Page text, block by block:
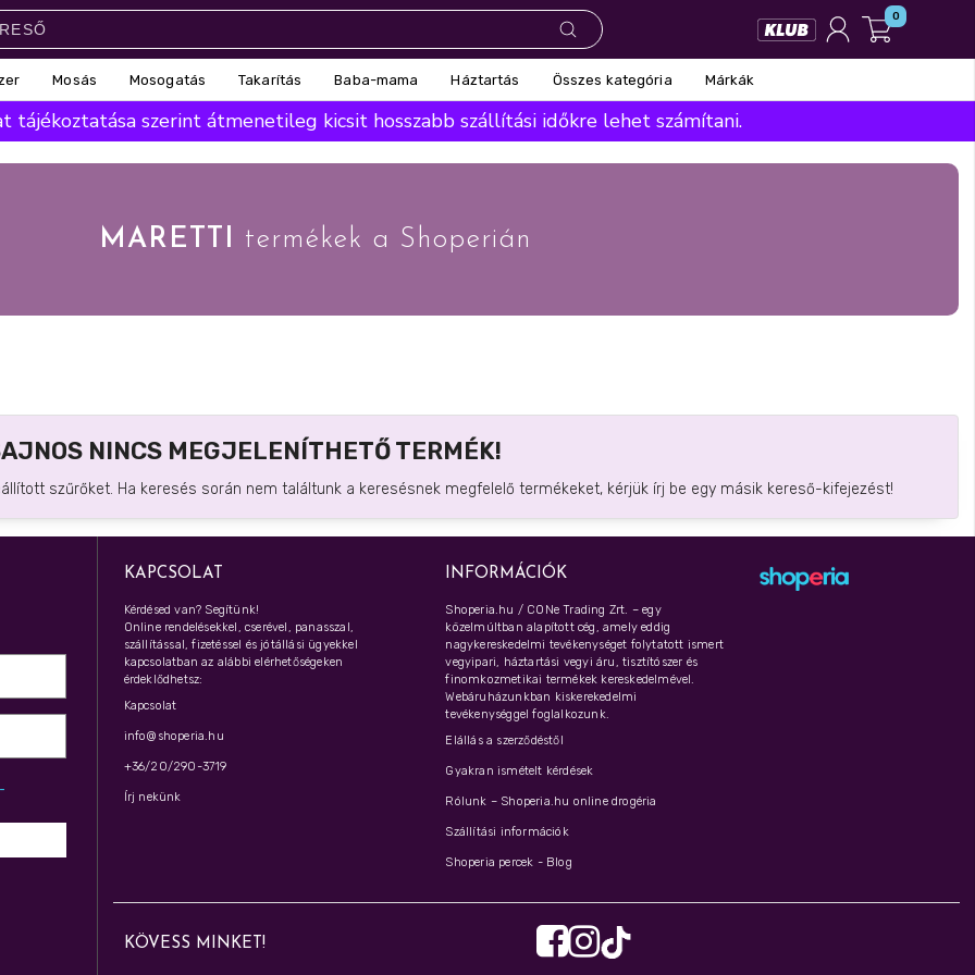
0
Mosás Mosogatás Takarítás Baba-mama Háztartás Összes kategória Márkák
tájékoztatása szerint átmenetileg kicsit hosszabb szállítási időkre lehet számítani.
MARETTI termékek a Shoperián
NINCS MEGJELENÍTHETŐ TERMÉK!
szűrőket. Ha keresés során nem találtunk a keresésnek megfelelő termékeket, kérjük írj be egy másik kereső-kifejezést!
KAPCSOLAT
Kérdésed van? Segítünk!
Online rendelésekkel, cserével, panasszal,
szállítással, fizetéssel és jótállási ügyekkel
kapcsolatban az alábbi elérhetőségeken
érdeklődhetsz:
Kapcsolat
info@shoperia.hu
+36/20/290-3719
Írj nekünk
INFORMÁCIÓK
Shoperia.hu / CONe Trading Zrt. – egy
közelmúltban alapított cég, amely eddig
nagykereskedelmi tevékenységet folytatott ismert
vegyipari, háztartási vegyi áru, tisztítószer és
finomkozmetikai termékek kereskedelmével.
Webáruházunkban kiskerekedelmi
tevékenységgel foglalkozunk.
Elállás a szerződéstől
Gyakran ismételt kérdések
Rólunk – Shoperia.hu online drogéria
Szállítási információk
Shoperia percek - Blog
KÖVESS MINKET!